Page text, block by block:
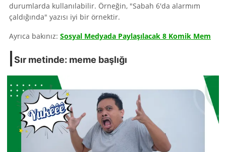
durumlarda kullanılabilir. Örneğin, "Sabah 6'da alarmım
çaldığında" yazısı iyi bir örnektir.
Ayrıca bakınız: Sosyal Medyada Paylaşılacak 8 Komik Mem
Sır metinde: meme başlığı